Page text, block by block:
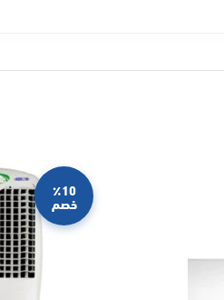
٪10
خصم